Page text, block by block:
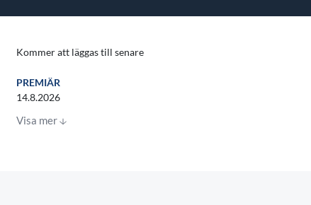
Kommer att läggas till senare
PREMIÄR
14.8.2026
Visa mer